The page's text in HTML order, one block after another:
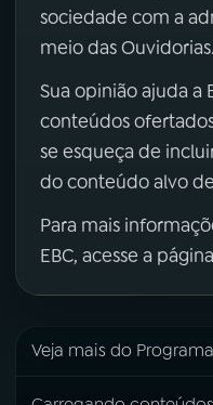
sociedade com a
meio das Ouvidorias.
Sua opinião ajuda a
conteúdos
se esqueça de
do conteúdo alvo
Para mais
EBC, acesse a
Veja mais do Programa